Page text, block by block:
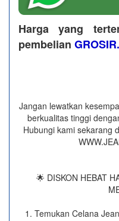
Harga yang
pembelian
Jangan lewatkan
berkualitas tinggi
Hubungi kami sekarang
🌟 DISKON HEBAT
1. Temukan Celana